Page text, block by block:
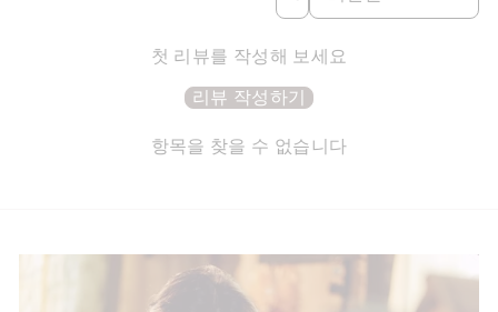
첫 리뷰를 작성해 보세요
리뷰 작성하기
항목을 찾을 수 없습니다